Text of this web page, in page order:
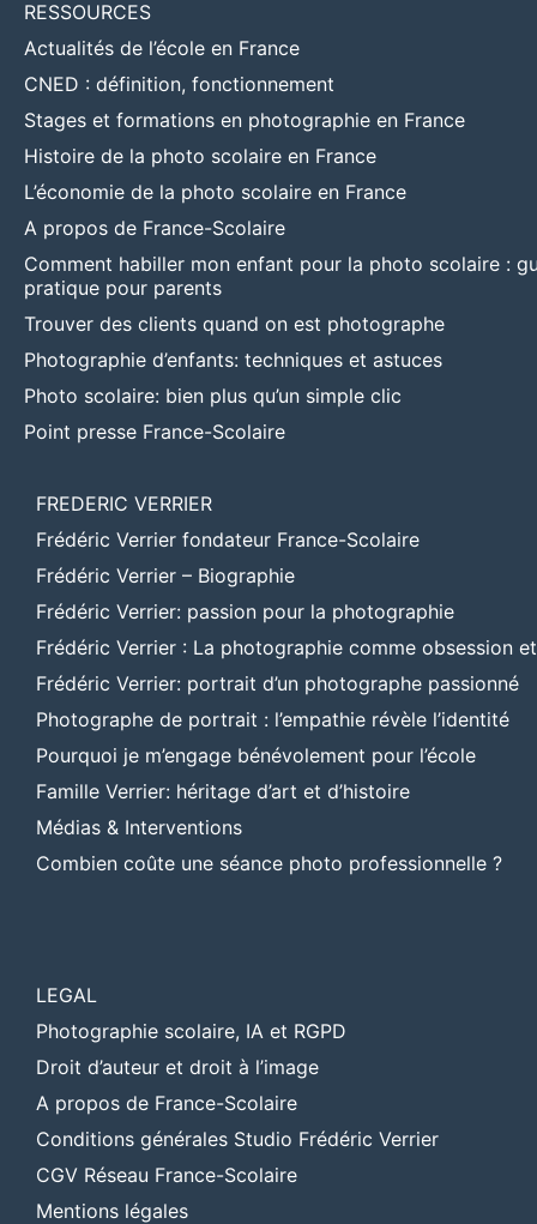
RESSOURCES
Actualités de l’école en France
CNED : définition, fonctionnement
Stages et formations en photographie en France
Histoire de la photo scolaire en France
L’économie de la photo scolaire en France
A propos de France-Scolaire
Comment habiller mon enfant pour la photo scolaire :
pratique pour parents
Trouver des clients quand on est photographe
Photographie d’enfants: techniques et astuces
Photo scolaire: bien plus qu’un simple clic
Point presse France-Scolaire
FREDERIC VERRIER
Frédéric Verrier fondateur France-Scolaire
Frédéric Verrier – Biographie
Frédéric Verrier: passion pour la photographie
Frédéric Verrier : La photographie comme obsession
Frédéric Verrier: portrait d’un photographe passionné
Photographe de portrait : l’empathie révèle l’identité
Pourquoi je m’engage bénévolement pour l’école
Famille Verrier: héritage d’art et d’histoire
Médias & Interventions
Combien coûte une séance photo professionnelle ?
LEGAL
Photographie scolaire, IA et RGPD
Droit d’auteur et droit à l’image
A propos de France-Scolaire
Conditions générales Studio Frédéric Verrier
CGV Réseau France-Scolaire
Mentions légales